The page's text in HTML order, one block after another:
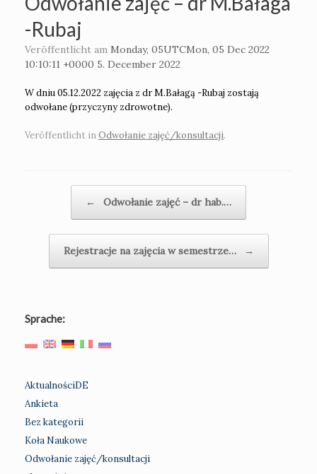
-Rubaj
Veröffentlicht am Monday, 05UTCMon, 05 Dec 2022
10:10:11 +0000 5. December 2022
W dniu 05.12.2022 zajęcia z dr M.Bałagą -Rubaj zostają
odwołane (przyczyny zdrowotne).
Veröffentlicht inOdwołanie zajęć/konsultacji.
← Odwołanie zajęć – dr hab.…
Rejestracje na zajęcia w semestrze… →
Sprache:
AktualnościDE
Ankieta
Bez kategorii
Koła Naukowe
Odwołanie zajęć/konsultacji